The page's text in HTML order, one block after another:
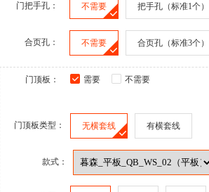
门把手孔： 不需要 把手孔（标准1个）
合页孔： 不需要 合页孔（标准3个）
门顶板： 需要 不需要
门顶板类型： 无横套线 有横套线
款式：